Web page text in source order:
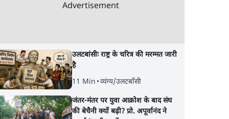
Advertisement
उलटबांसीः राष्ट्र के चरित्र की मरम्मत जारी
है
11 Min •व्यंग्य/उलटबाँसी
जंतर-मंतर पर युवा आक्रोश के बाद संघ
की बेचैनी क्यों बढ़ी? प्रो. अपूर्वानंद ने